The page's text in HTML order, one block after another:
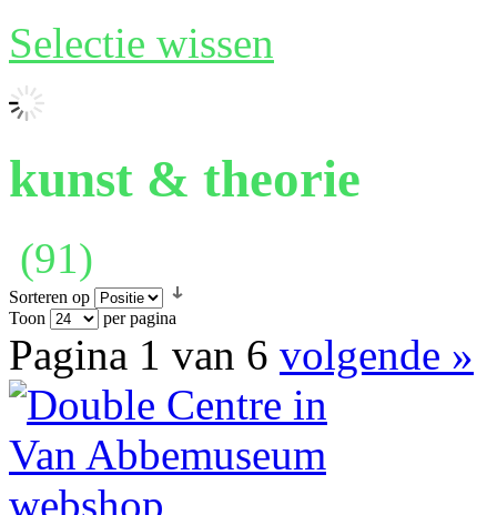
Selectie wissen
kunst & theorie
(91)
Sorteren op
Toon
per pagina
Pagina 1 van 6 volgende »